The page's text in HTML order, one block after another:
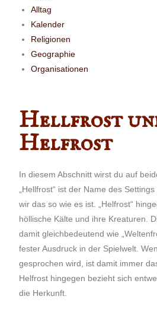
Alltag
Kalender
Religionen
Geographie
Organisationen
Hellfrost
Helfrost
In diesem Abschnitt wirst du auf
„Hellfrost“ ist der Name des
wir das so wie es ist. „Helfrost“
höllische Kälte und ihre Kreaturen.
damit gleichbedeutend wie
fester Ausdruck in der Spielwelt.
gesprochen wird, ist damit immer
Helfrost hingegen bezieht sich
die Herkunft.